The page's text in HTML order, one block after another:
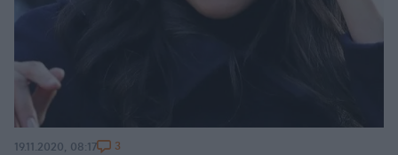
19.11.2020, 08:17 3